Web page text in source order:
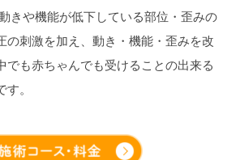
きや機能が低下している部位・歪みの
の刺激を加え、動き・機能・歪みを改
でも赤ちゃんでも受けることの出来る
。